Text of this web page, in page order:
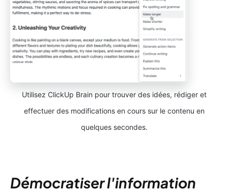
Utilisez ClickUp Brain pour trouver des idées, rédiger et
effectuer des modifications en cours sur le contenu en
quelques secondes.
Démocratiser l'information